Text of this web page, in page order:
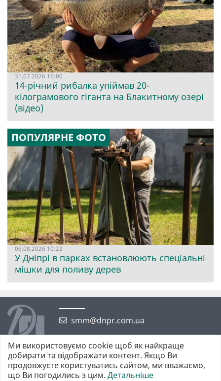
31.07.2026 16:00
14-річний рибалка упіймав 20-
кілограмового гіганта на Блакитному озері
(відео)
ПОПУЛЯРНЕ ФОТО
06.08.2026 10:22
У Дніпрі в парках встановлюють спеціальні
мішки для поливу дерев
smm@dnpr.com.ua
Ми використовуємо cookie щоб як найкраще
добирати та відображати контент. Якщо Ви
продовжуєте користуватись сайтом, ми вважаємо,
що Ви погодились з цим. Детальніше